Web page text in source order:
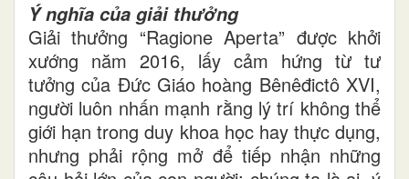
Ý nghĩa của giải thưởng
Giải thưởng “Ragione Aperta” được khởi
xướng năm 2016, lấy cảm hứng từ tư
tưởng của Đức Giáo hoàng Bênêđictô XVI,
người luôn nhấn mạnh rằng lý trí không thể
giới hạn trong duy khoa học hay thực dụng,
nhưng phải rộng mở để tiếp nhận những